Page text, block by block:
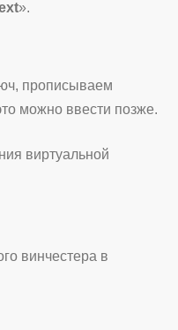
».
прописываем
можно ввести позже.
виртуальной
винчестера в